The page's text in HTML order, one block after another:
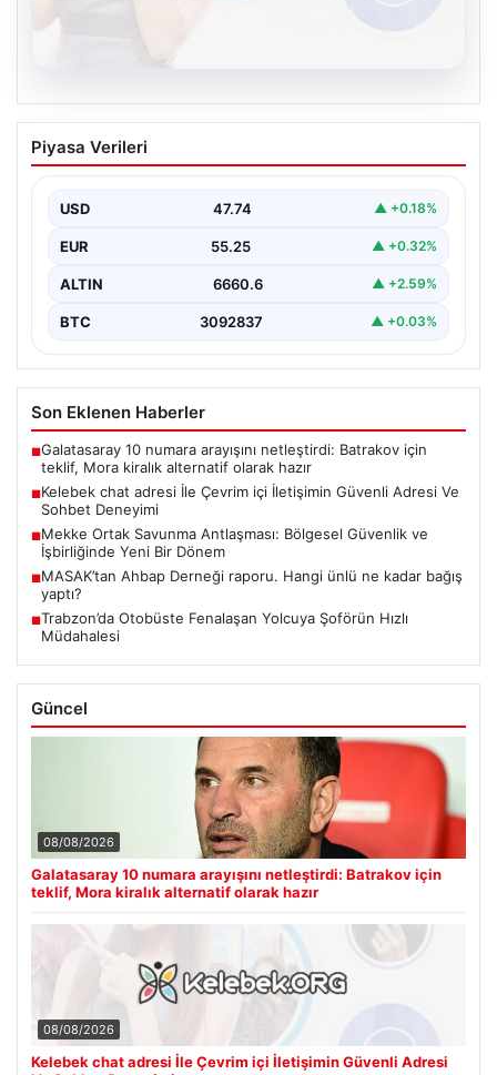
Kelebek chat adresi İle Çevrim içi
İletişimin Güvenli Adresi Ve Sohbet
Sanal çağında bireylerin kaliteli bir tarzda irtibat kurması
Piyasa Verileri
USD 47.74 ▲ +0.18%
EUR 55.25 ▲ +0.32%
ALTIN 6660.6 ▲ +2.59%
BTC 3092837 ▲ +0.03%
Son Eklenen Haberler
■Galatasaray 10 numara arayışını netleştirdi: Batrakov için
teklif, Mora kiralık alternatif olarak hazır
■Kelebek chat adresi İle Çevrim içi İletişimin Güvenli Adresi Ve
Sohbet Deneyimi
■Mekke Ortak Savunma Antlaşması: Bölgesel Güvenlik ve
İşbirliğinde Yeni Bir Dönem
■MASAK’tan Ahbap Derneği raporu. Hangi ünlü ne kadar bağış
yaptı?
■Trabzon’da Otobüste Fenalaşan Yolcuya Şoförün Hızlı
Müdahalesi
Güncel
08/08/2026
Galatasaray 10 numara arayışını netleştirdi: Batrakov için
teklif, Mora kiralık alternatif olarak hazır
08/08/2026
Kelebek chat adresi İle Çevrim içi İletişimin Güvenli Adresi